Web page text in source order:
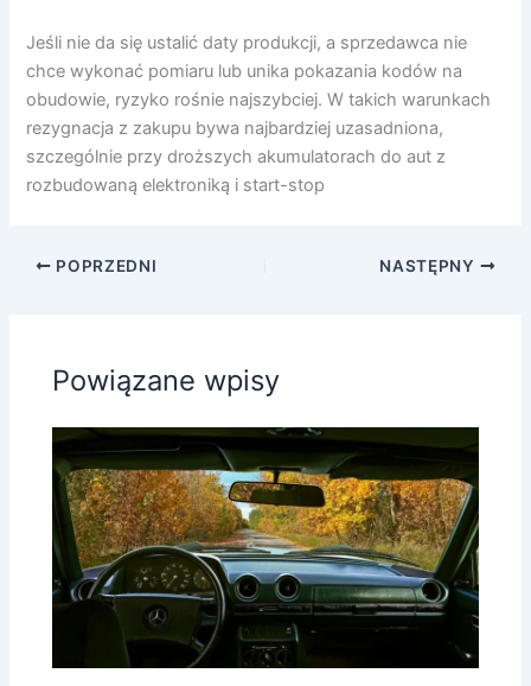
Jeśli nie da się ustalić daty produkcji, a sprzedawca nie
chce wykonać pomiaru lub unika pokazania kodów na
obudowie, ryzyko rośnie najszybciej. W takich warunkach
rezygnacja z zakupu bywa najbardziej uzasadniona,
szczególnie przy droższych akumulatorach do aut z
rozbudowaną elektroniką i start-stop
POPRZEDNI NASTĘPNY
Powiązane wpisy